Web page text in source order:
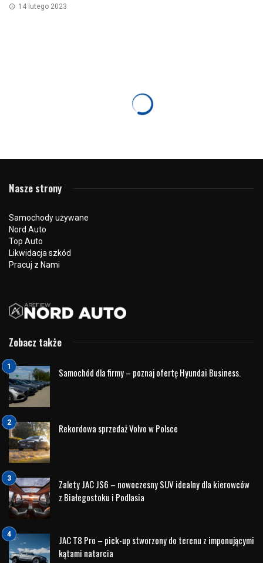
14 lutego 2023
KONA N nie jest zwykłym SUV-em – To jest N-SUV.
frajdę z szybkiej jazdy na torze połykając zakręty, a
wszystko to bez uszczerbku dla wszechstronności SUV-a.